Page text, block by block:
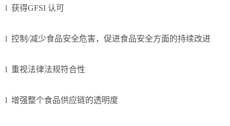
l 获得GFSI 认可
l 控制/减少食品安全危害，促进食品安全方面的持续改进
l 重视法律法规符合性
l 增强整个食品供应链的透明度